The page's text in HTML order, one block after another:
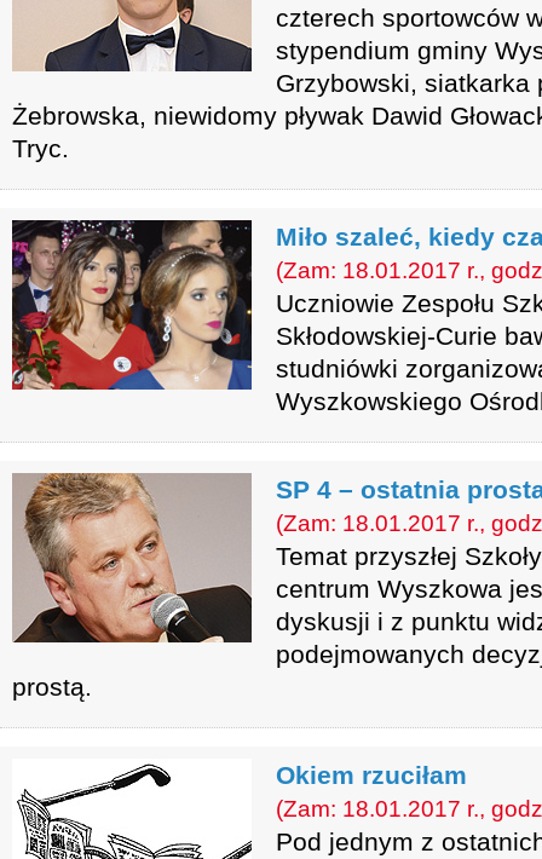
czterech sportowców
stypendium gminy
Grzybowski, siatkarka
Żebrowska, niewidomy pływak Dawid
Tryc.
Miło szaleć, kiedy
(Zam: 18.01.2017 r.,
Uczniowie Zespołu
Skłodowskiej-Curie
studniówki
Wyszkowskiego
SP 4 – ostatnia
(Zam: 18.01.2017 r.,
Temat przyszłej
centrum Wyszkowa
dyskusji i z punktu
podejmowanych
prostą.
Okiem rzuciłam
(Zam: 18.01.2017 r.,
Pod jednym z